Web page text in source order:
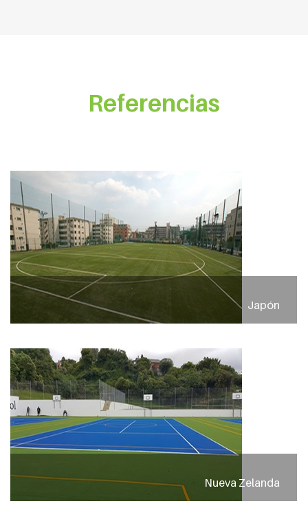
Referencias
Japón
Nueva Zelanda